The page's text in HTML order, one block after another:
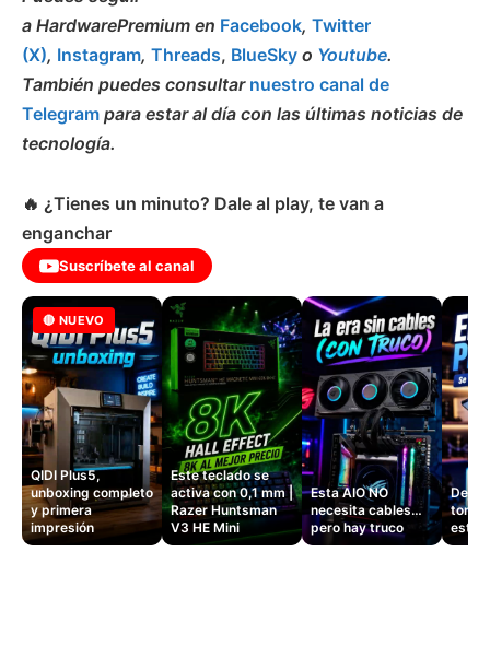
a HardwarePremium en Facebook, Twitter
(X), Instagram, Threads, BlueSky o Youtube.
También puedes consultar nuestro canal de
Telegram para estar al día con las últimas noticias de
tecnología.
🔥 ¿Tienes un minuto? Dale al play, te van a
enganchar
Suscríbete al canal
🔴 NUEVO
QIDI Plus5,
unboxing completo
y primera
impresión
Este teclado se
activa con 0,1 mm |
Razer Huntsman
V3 HE Mini
Esta AIO NO
necesita cables…
pero hay truco
Dejé
este